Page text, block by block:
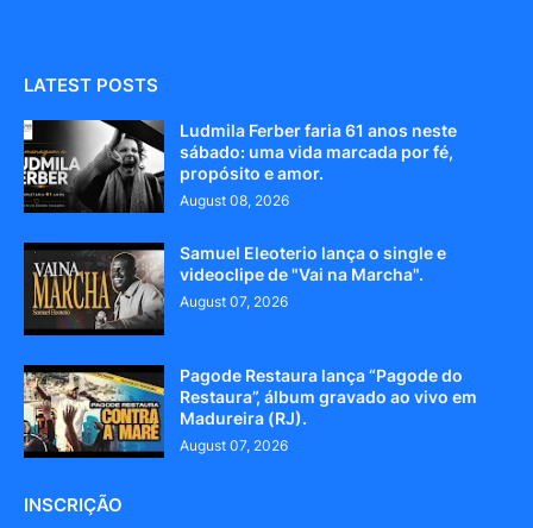
LATEST POSTS
Ludmila Ferber faria 61 anos neste
sábado: uma vida marcada por fé,
propósito e amor.
August 08, 2026
Samuel Eleoterio lança o single e
videoclipe de "Vai na Marcha".
August 07, 2026
Pagode Restaura lança “Pagode do
Restaura”, álbum gravado ao vivo em
Madureira (RJ).
August 07, 2026
INSCRIÇÃO